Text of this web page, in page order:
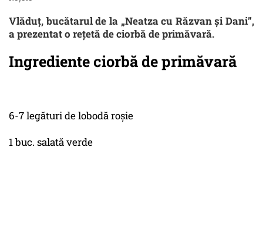
Vlăduț, bucătarul de la „Neatza cu Răzvan şi Dani”,
a prezentat o rețetă de ciorbă de primăvară.
Ingrediente ciorbă de primăvară
6-7 legături de lobodă roșie
1 buc. salată verde